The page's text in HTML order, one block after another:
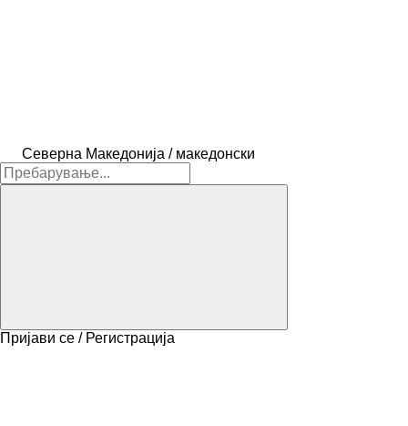
Северна Македонија / македонски
Пријави се / Регистрација